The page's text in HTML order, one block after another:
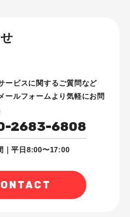
ービスに関するご質問など
ールフォームより気軽にお問
2683-6808
｜平日8:00〜17:00